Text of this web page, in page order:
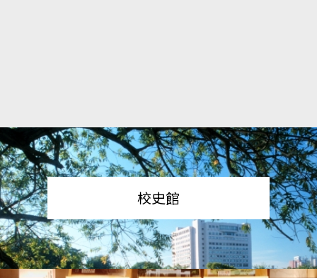
校史館